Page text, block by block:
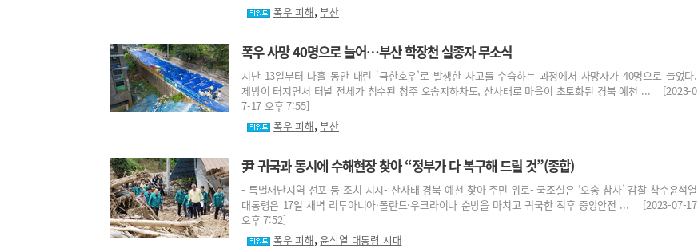
폭우 피해,부산
폭우 사망 40명으로 늘어…부산 학장천 실종자 무소식
지난 13일부터 나흘 동안 내린 ‘극한호우’로 발생한 사고를 수습하는 과정에서 사망자가 40명으로 늘었다.
제방이 터지면서 터널 전체가 침수된 청주 오송지하차도, 산사태로 마을이 초토화된 경북 예천 ... [2023-0
7-17 오후 7:55]
폭우 피해,부산
尹 귀국과 동시에 수해현장 찾아 “정부가 다 복구해 드릴 것”(종합)
- 특별재난지역 선포 등 조치 지시- 산사태 경북 예천 찾아 주민 위로- 국조실은 ‘오송 참사’ 감찰 착수윤석열
대통령은 17일 새벽 리투아니아·폴란드·우크라이나 순방을 마치고 귀국한 직후 중앙안전 ... [2023-07-17
오후 7:52]
폭우 피해,윤석열 대통령 시대